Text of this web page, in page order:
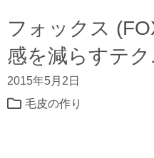
フォックス
感を減らすテク
2015年5月2日
毛皮の作り